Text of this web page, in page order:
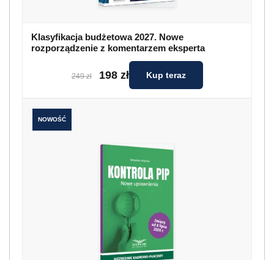
Klasyfikacja budżetowa 2027. Nowe
rozporządzenie z komentarzem eksperta
249 zł 198 zł Kup teraz
NOWOŚĆ